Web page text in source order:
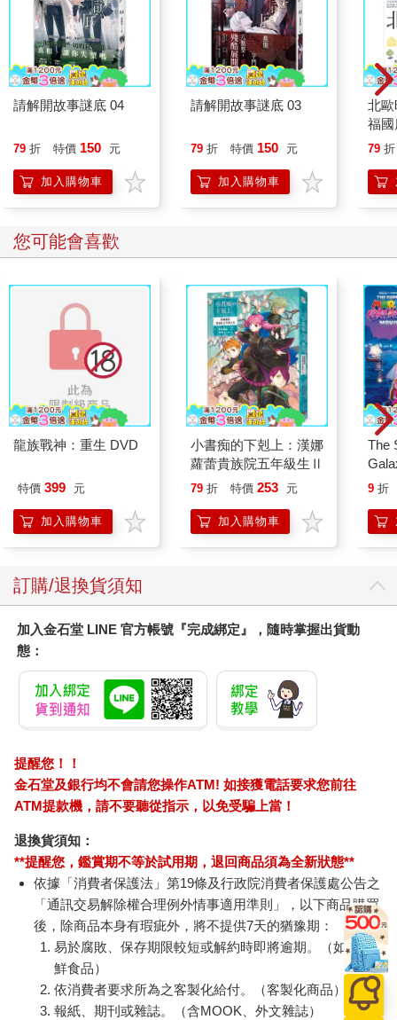
請解開故事謎底 04
79 折 特價 150 元
加入購物車
請解開故事謎底 03
79 折 特價 150 元
加入購物車
北
福
79 折
您可能會喜歡
龍族戰神：重生 DVD
特價 399 元
加入購物車
小書痴的下剋上：漢娜
蘿蕾貴族院五年級生Ⅱ
79 折 特價 253 元
加入購物車
The
9 折
訂購/退換貨須知
加入金石堂 LINE 官方帳號『完成綁定』，隨時掌握出貨動
態：
提醒您！！
金石堂及銀行均不會請您操作ATM! 如接獲電話要求您前往
ATM提款機，請不要聽從指示，以免受騙上當！
退換貨須知：
**提醒您，鑑賞期不等於試用期，退回商品須為全新狀態**
依據「消費者保護法」第19條及行政院消費者保護處公告之
「通訊交易解除權合理例外情事適用準則」，以下商品購買
後，除商品本身有瑕疵外，將不提供7天的猶豫期：
易於腐敗、保存期限較短或解約時即將逾期。（如：生
鮮食品）
依消費者要求所為之客製化給付。（客製化商品）
報紙、期刊或雜誌。（含MOOK、外文雜誌）